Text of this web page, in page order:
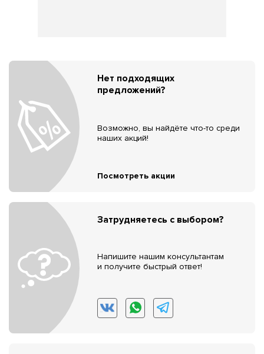
Нет подходящих
предложений?
Возможно, вы найдёте что-то среди
наших акций!
Посмотреть акции
Затрудняетесь с выбором?
Напишите нашим консультантам
и получите быстрый ответ!